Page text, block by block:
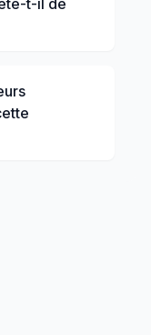
t-il de